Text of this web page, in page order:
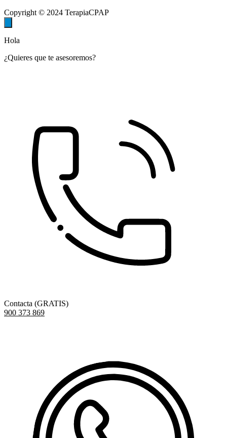
Copyright © 2024 TerapiaCPAP
Hola
¿Quieres que te asesoremos?
Contacta (GRATIS)
900 373 869